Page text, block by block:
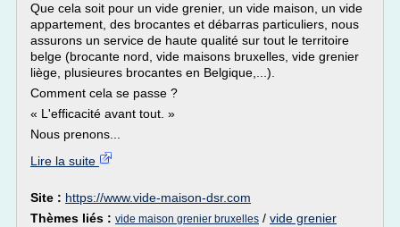
Que cela soit pour un vide grenier, un vide maison, un vide
appartement, des brocantes et débarras particuliers, nous
assurons un service de haute qualité sur tout le territoire
belge (brocante nord, vide maisons bruxelles, vide grenier
liège, plusieures brocantes en Belgique,...).
Comment cela se passe ?
« L'efficacité avant tout. »
Nous prenons...
Lire la suite
Site : https://www.vide-maison-dsr.com
Thèmes liés : vide maison grenier bruxelles / vide grenier